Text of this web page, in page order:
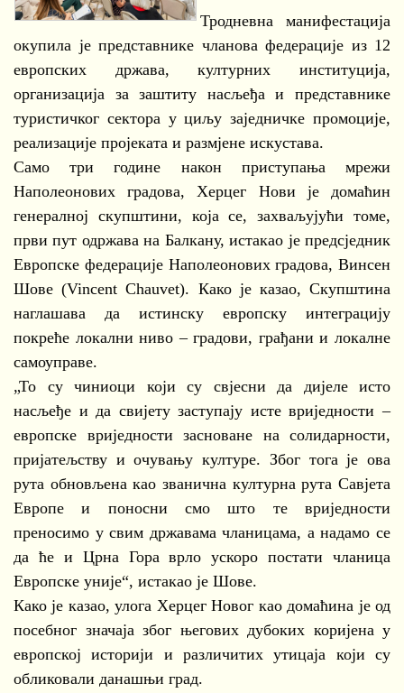
Тродневна манифестација
окупила је представнике чланова федерације из 12
европских држава, културних институција,
организација за заштиту насљеђа и представнике
туристичког сектора у циљу заједничке промоције,
реализације пројеката и размјене искустава.
Само три године након приступања мрежи
Наполеонових градова, Херцег Нови је домаћин
генералној скупштини, која се, захваљујући томе,
први пут одржава на Балкану, истакао је предсједник
Европске федерације Наполеонових градова, Винсен
Шове (Vincent Chauvet). Како је казао, Скупштина
наглашава да истинску европску интеграцију
покреће локални ниво – градови, грађани и локалне
самоуправе.
„То су чиниоци који су свјесни да дијеле исто
насљеђе и да свијету заступају исте вриједности –
европске вриједности засноване на солидарности,
пријатељству и очувању културе. Због тога је ова
рута обновљена као званична културна рута Савјета
Европе и поносни смо што те вриједности
преносимо у свим државама чланицама, а надамо се
да ће и Црна Гора врло ускоро постати чланица
Европске уније“, истакао је Шове.
Како је казао, улога Херцег Новог као домаћина је од
посебног значаја због његових дубоких коријена у
европској историји и различитих утицаја који су
обликовали данашњи град.